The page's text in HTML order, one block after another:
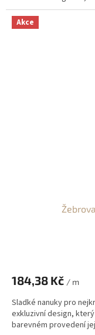
Akce
184,38 Kč / m
Sladké nanuky pro
exkluzivní design,
barevném provedení